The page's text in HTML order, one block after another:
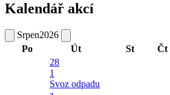
Kalendář akcí
Srpen2026
Po
Út St Čt
28
1
Svoz odpadu